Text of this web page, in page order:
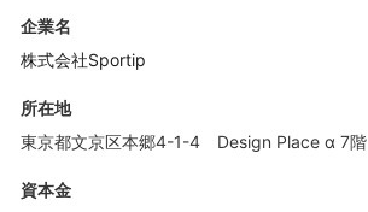
企業名
株式会社Sportip
所在地
東京都文京区本郷4-1-4 Design Place α 7階
資本金